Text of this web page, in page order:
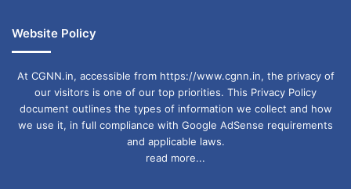
Website Policy
At CGNN.in, accessible from https://www.cgnn.in, the privacy of
our visitors is one of our top priorities. This Privacy Policy
document outlines the types of information we collect and how
we use it, in full compliance with Google AdSense requirements
and applicable laws.
read more...